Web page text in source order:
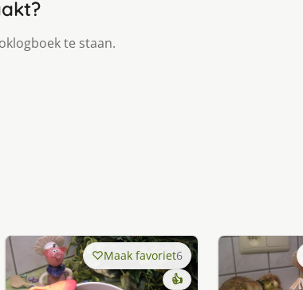
te staan.
Maak favoriet6
👍